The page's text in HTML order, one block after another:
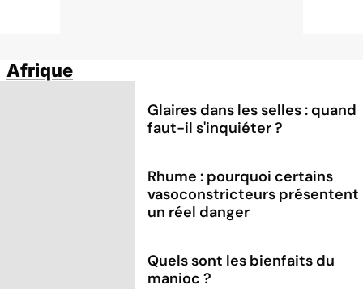
Afrique
Glaires dans les selles : quand
faut-il s'inquiéter ?
Rhume : pourquoi certains
vasoconstricteurs présentent
un réel danger
Quels sont les bienfaits du
manioc ?